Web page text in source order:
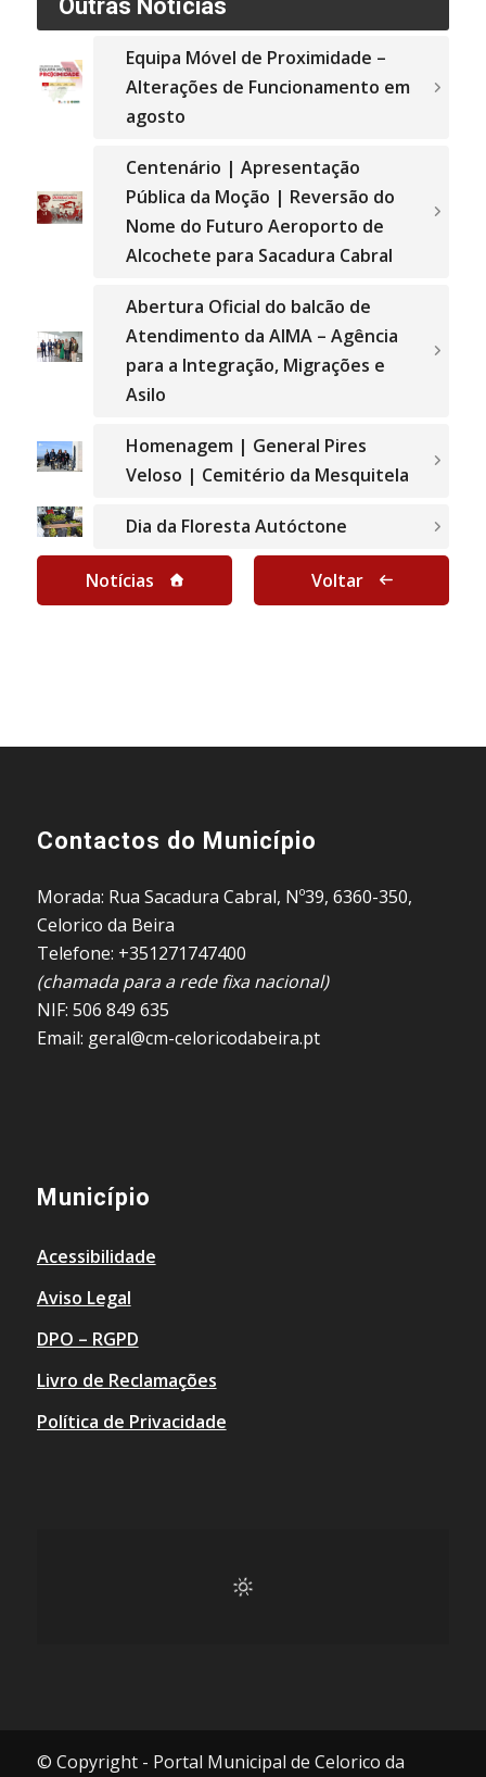
Outras Notícias
Equipa Móvel de Proximidade –
Alterações de Funcionamento em
agosto
Centenário | Apresentação
Pública da Moção | Reversão do
Nome do Futuro Aeroporto de
Alcochete para Sacadura Cabral
Abertura Oficial do balcão de
Atendimento da AIMA – Agência
para a Integração, Migrações e
Asilo
Homenagem | General Pires
Veloso | Cemitério da Mesquitela
Dia da Floresta Autóctone
Notícias Voltar
Contactos do Município
Morada: Rua Sacadura Cabral, Nº39, 6360-350,
Celorico da Beira
Telefone: +351271747400
(chamada para a rede fixa nacional)
NIF: 506 849 635
Email: geral@cm-celoricodabeira.pt
Município
Acessibilidade
Aviso Legal
DPO – RGPD
Livro de Reclamações
Política de Privacidade
© Copyright - Portal Municipal de Celorico da